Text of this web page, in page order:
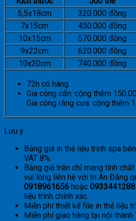
5,5x18cm
320.000 đồng
7x15cm
450.000 đồng
10x15cm
570.000 đồng
9x22cm
620.000 đồng
10x20cm
740.000 đồng
72h có hàng.
Gia công cấn: cộng thêm
Gia công răng cưa: cộng thêm
Lưu ý:
Bảng giá in thẻ liệu trình spa
VAT 8%.
Bảng giá trên chỉ mang tính
vui lòng liên hệ với In An Đăng
0918961656 hoặc 0933441288
liệu trình chính xác.
Miễn phí thiết kế file in thẻ liệu
Miễn phí giao hàng tại nội thành